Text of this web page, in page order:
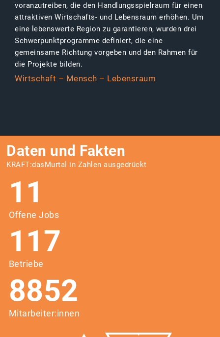
voranzutreiben, die den Handlungsspielraum für einen
attraktiven Wirtschafts- und Lebensraum erhöhen. Um
eine lebenswerte Region zu garantieren, wurden drei
Schwerpunktprogramme definiert, die eine
gemeinsame Richtung vorgeben und den Rahmen für
die Projekte bilden.
Wirtschaft – Mensch – Lebensraum
Daten und Fakten
KRAFT:dasMurtal in Zahlen ausgedrückt
11
Offene Jobs
117
Betriebe
8852
Mitarbeiter:innen